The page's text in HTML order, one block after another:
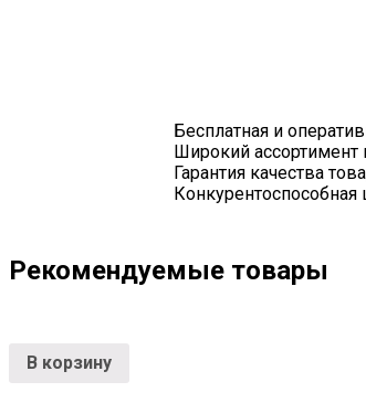
Бесплатная и
Широкий
Гарантия качества
Конкурентоспособная
Рекомендуемые товары
В корзину